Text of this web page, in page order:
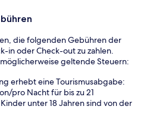
die folgenden Gebühren der
in oder Check-out zu zahlen.
geltende Steuern:
erhebt eine Tourismusabgabe:
pro Nacht für bis zu 21
unter 18 Jahren sind von der